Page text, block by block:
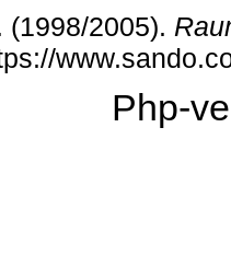
(1998/2005).
Php-